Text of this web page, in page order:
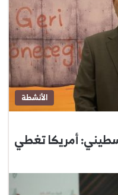
الأنشطة
أمريكا تغطي